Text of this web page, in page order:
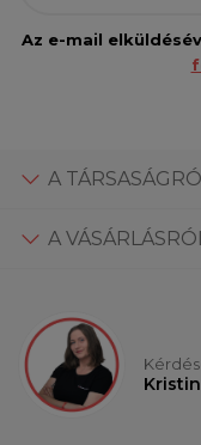
Az e-mail
A
A